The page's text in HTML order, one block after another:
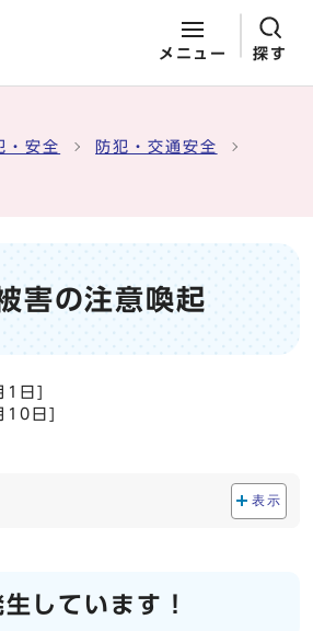
メニュー 探す
・安全 防犯・交通安全
害の注意喚起
1日
10日
表示
しています！